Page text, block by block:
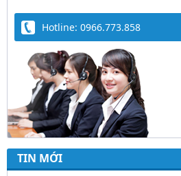
Hotline: 0966.773.858
TIN MỚI
Trứng Giả Lộc Phát
Hiệu Quả Cho Gà,